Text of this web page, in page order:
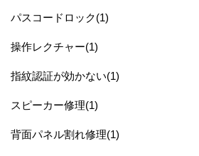
パスコードロック(1)
操作レクチャー(1)
指紋認証が効かない(1)
スピーカー修理(1)
背面パネル割れ修理(1)